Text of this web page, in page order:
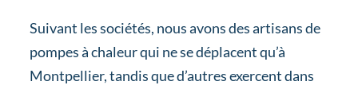
Suivant les sociétés, nous avons des artisans de
pompes à chaleur qui ne se déplacent qu’à
Montpellier, tandis que d’autres exercent dans